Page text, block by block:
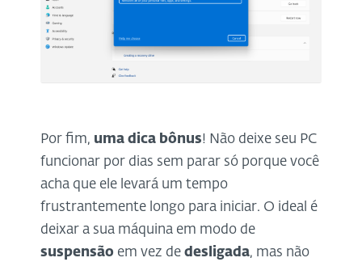
Por fim, uma dica bônus! Não deixe seu PC
funcionar por dias sem parar só porque você
acha que ele levará um tempo
frustrantemente longo para iniciar. O ideal é
deixar a sua máquina em modo de
suspensão em vez de desligada, mas não